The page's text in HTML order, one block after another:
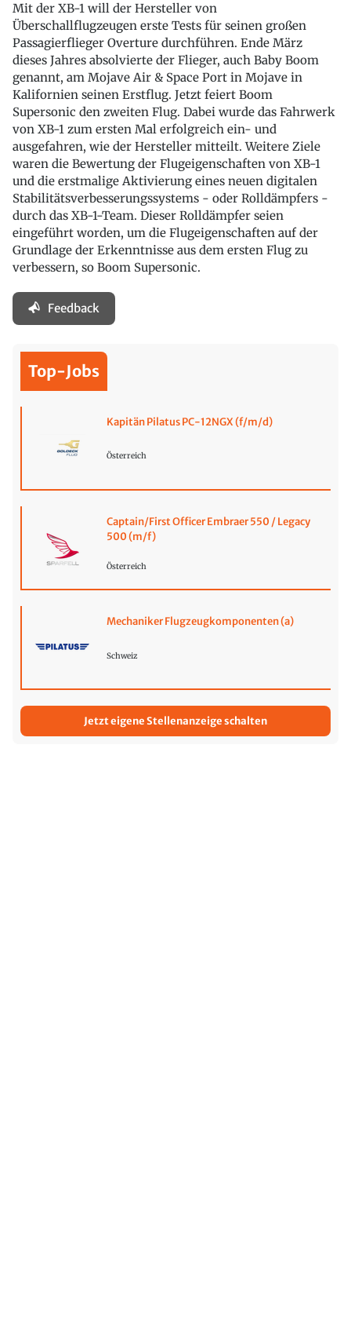
Mit der XB-1 will der Hersteller von
Überschallflugzeugen erste Tests für seinen großen
Passagierflieger Overture durchführen. Ende März
dieses Jahres absolvierte der Flieger, auch Baby Boom
genannt, am Mojave Air & Space Port in Mojave in
Kalifornien seinen Erstflug. Jetzt feiert Boom
Supersonic den zweiten Flug. Dabei wurde das Fahrwerk
von XB-1 zum ersten Mal erfolgreich ein- und
ausgefahren, wie der Hersteller mitteilt. Weitere Ziele
waren die Bewertung der Flugeigenschaften von XB-1
und die erstmalige Aktivierung eines neuen digitalen
Stabilitätsverbesserungssystems - oder Rolldämpfers -
durch das XB-1-Team. Dieser Rolldämpfer seien
eingeführt worden, um die Flugeigenschaften auf der
Grundlage der Erkenntnisse aus dem ersten Flug zu
verbessern, so Boom Supersonic.
Feedback
Top-Jobs
Kapitän Pilatus PC-12NGX (f/m/d)
Österreich
Captain/First Officer Embraer 550 / Legacy
500 (m/f)
Österreich
Mechaniker Flugzeugkomponenten (a)
Schweiz
Jetzt eigene Stellenanzeige schalten